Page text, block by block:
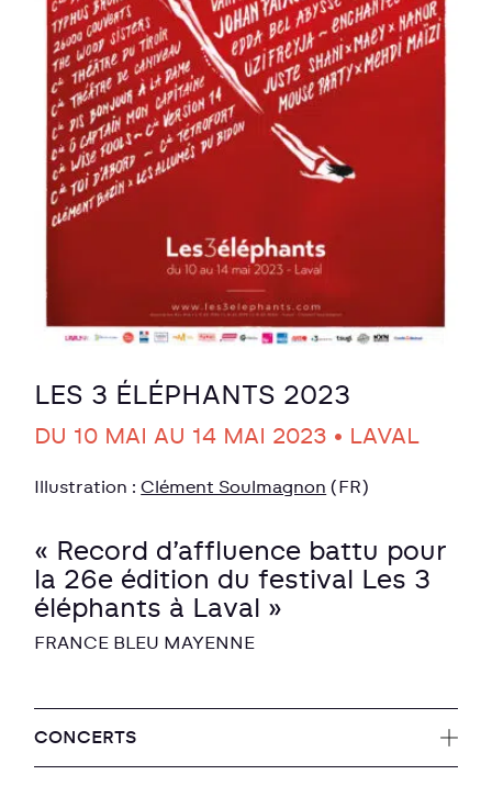
LES 3 ÉLÉPHANTS 2023
DU 10 MAI AU 14 MAI 2023 • LAVAL
Illustration :Clément Soulmagnon (FR)
« Record d’affluence battu pour
la 26e édition du festival Les 3
éléphants à Laval »
FRANCE BLEU MAYENNE
CONCERTS